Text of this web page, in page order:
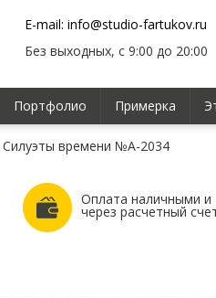
E-mail: info@studio-fartukov.ru
Без выходных, с 9:00 до 20:00
Портфолио Примерка
Силуэты времени №А-2034
Оплата наличными и
через расчетный